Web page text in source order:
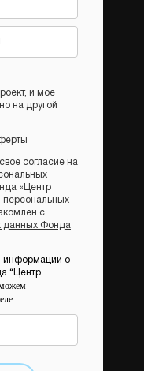
и мое
на другой
согласие на
«Центр
персональных
с
данных Фонда
информации о
“Центр